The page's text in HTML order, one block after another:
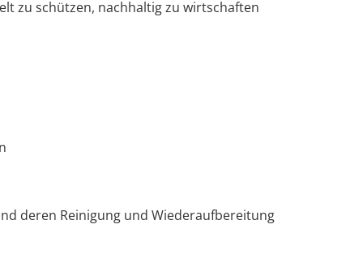
zu schützen, nachhaltig zu wirtschaften
deren Reinigung und Wiederaufbereitung